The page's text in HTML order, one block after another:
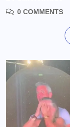
0 COMMENTS